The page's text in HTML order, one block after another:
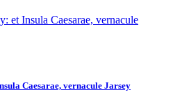
Caesarae, vernacule Jarsey